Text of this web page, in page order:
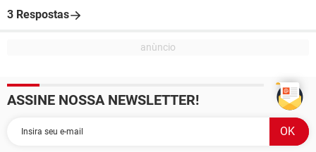
3 Respostas
ASSINE NOSSA NEWSLETTER!